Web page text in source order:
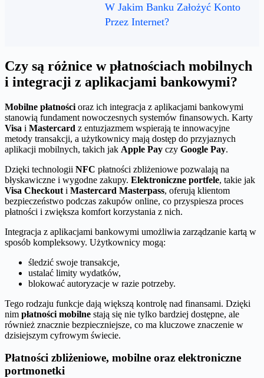
W Jakim Banku Założyć Konto
Przez Internet?
Czy są różnice w płatnościach mobilnych
i integracji z aplikacjami bankowymi?
Mobilne płatności oraz ich integracja z aplikacjami bankowymi
stanowią fundament nowoczesnych systemów finansowych. Karty
Visa i Mastercard z entuzjazmem wspierają te innowacyjne
metody transakcji, a użytkownicy mają dostęp do przyjaznych
aplikacji mobilnych, takich jak Apple Pay czy Google Pay.
Dzięki technologii NFC płatności zbliżeniowe pozwalają na
błyskawiczne i wygodne zakupy. Elektroniczne portfele, takie jak
Visa Checkout i Mastercard Masterpass, oferują klientom
bezpieczeństwo podczas zakupów online, co przyspiesza proces
płatności i zwiększa komfort korzystania z nich.
Integracja z aplikacjami bankowymi umożliwia zarządzanie kartą w
sposób kompleksowy. Użytkownicy mogą:
śledzić swoje transakcje,
ustalać limity wydatków,
blokować autoryzacje w razie potrzeby.
Tego rodzaju funkcje dają większą kontrolę nad finansami. Dzięki
nim płatności mobilne stają się nie tylko bardziej dostępne, ale
również znacznie bezpieczniejsze, co ma kluczowe znaczenie w
dzisiejszym cyfrowym świecie.
Płatności zbliżeniowe, mobilne oraz elektroniczne
portmonetki